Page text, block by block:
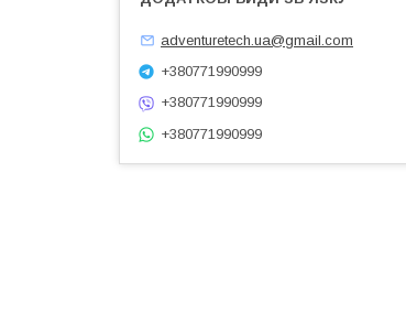
adventuretech.ua@gmail.com
+380771990999
+380771990999
+380771990999